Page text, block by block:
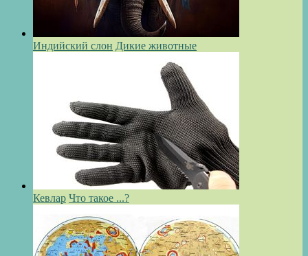
Индийский слон Дикие животные
Кевлар Что такое ...?